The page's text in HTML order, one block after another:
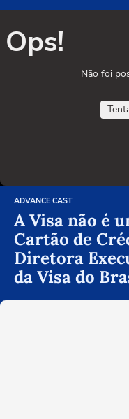
Ops!
Não foi
ADVANCE CAST
A Visa não é
Cartão de
Diretora
da Visa do